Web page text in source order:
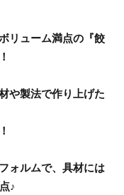
リューム満点の『餃
や製法で作り上げた
ォルムで、具材には
♪